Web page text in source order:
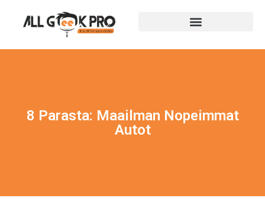
8 Parasta: Maailman Nopeimmat
Autot